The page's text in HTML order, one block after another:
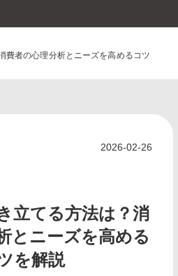
費者の心理分析とニーズを高めるコツ
2026-02-26
立てる方法は？消
とニーズを高める
を解説